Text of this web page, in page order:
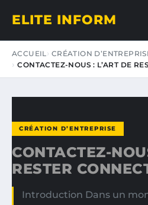
ELITE INFORM
ACCUEIL CRÉATION
CONTACTEZ-NOUS : L’ART DE
CRÉATION D’ENTREPRISE
CONTACTEZ-
RESTER
Introduction Dans un